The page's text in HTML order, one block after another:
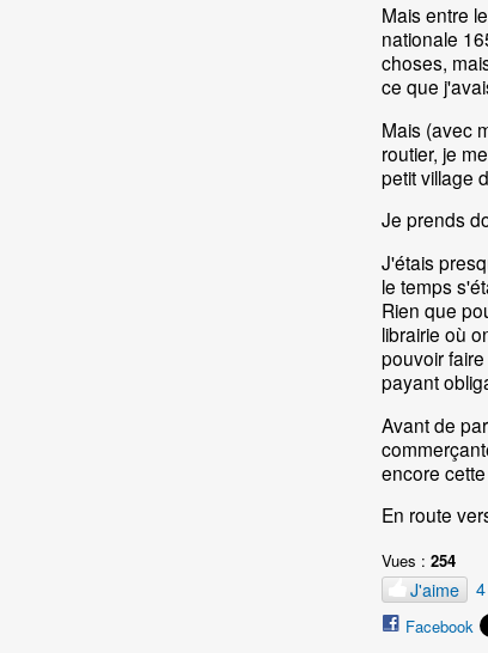
Mais entre
nationale
choses,
ce que
Mais (avec
routier, je
petit village
Je prends
J'étais
le temps
Rien que
librairie où
pouvoir
payant
Avant de
encore
En route
Vues : 254
J'aime
Facebook